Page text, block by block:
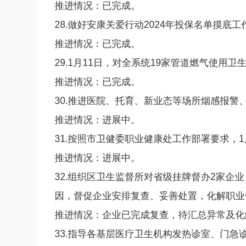
推进情况：已完成。
28.做好安康关爱行动2024年投保名单摸底工
推进情况：已完成。
29.1月11日，对全系统19家管道燃气使用卫
推进情况：已完成。
30.推进医院、托育、新业态等场所烟感报警
推进情况：进展中。
31.按照市卫健委职业健康处工作部署要求，
推进情况：进展中。
32.组织区卫生监督所对省级挂牌督办2家企
因，督促企业安排复查、妥善处置，化解职业
推进情况：企业已完成复查，待汇总异常及化
33.指导各基层医疗卫生机构发热诊室、门急